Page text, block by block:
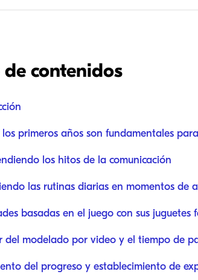
de contenidos
los primeros años son fundamentales
los hitos de la comunicación
las rutinas diarias en momentos de
basadas en el juego con sus juguetes
del modelado por video y el tiempo de
del progreso y establecimiento de